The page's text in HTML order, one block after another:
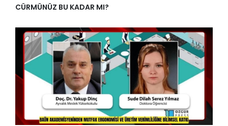
CÜRMÜNÜZ BU KADAR MI?